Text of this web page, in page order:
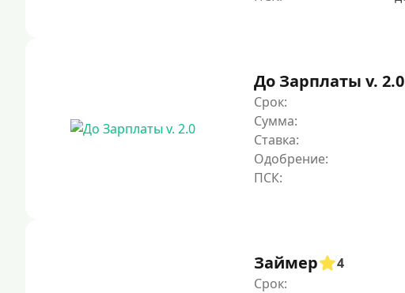
До Зарплаты v. 2.0
Срок:
Сумма:
Ставка:
Одобрение:
Займер
4
Срок: